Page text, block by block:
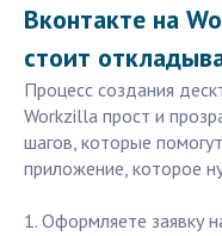
Вконтакте на
стоит
Процесс создания
Workzilla прост и
шагов, которые
приложение, которое
1. Оформляете заявку